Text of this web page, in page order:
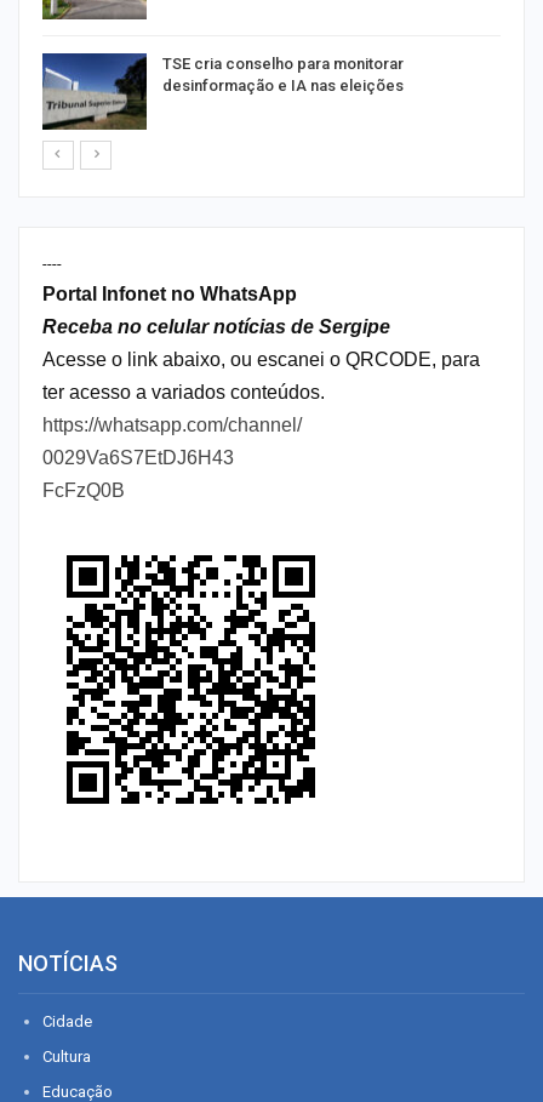
TSE cria conselho para monitorar
desinformação e IA nas eleições
----
Portal Infonet no WhatsApp
Receba no celular notícias de Sergipe
Acesse o link abaixo, ou escanei o QRCODE, para
ter acesso a variados conteúdos.
https://whatsapp.com/channel/
0029Va6S7EtDJ6H43
FcFzQ0B
NOTÍCIAS
Cidade
Cultura
Educação